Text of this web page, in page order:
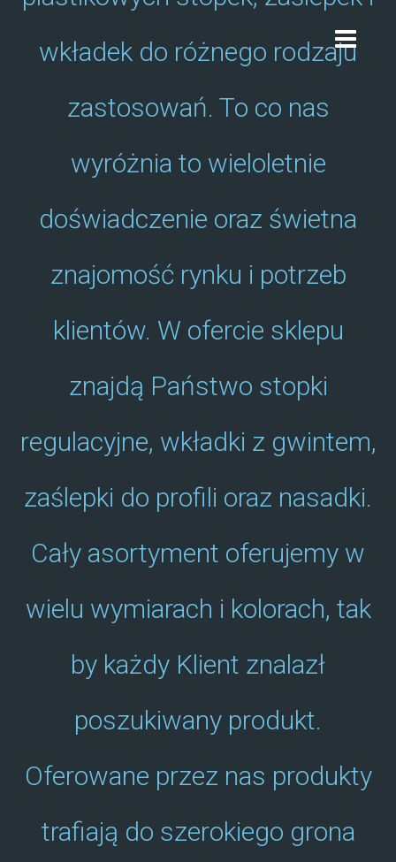
TOGGLE
wkładek do różnego rodzaju
zastosowań. To co nas
wyróżnia to wieloletnie
doświadczenie oraz świetna
znajomość rynku i potrzeb
klientów. W ofercie sklepu
znajdą Państwo stopki
regulacyjne, wkładki z gwintem,
zaślepki do profili oraz nasadki.
Cały asortyment oferujemy w
wielu wymiarach i kolorach, tak
by każdy Klient znalazł
poszukiwany produkt.
Oferowane przez nas produkty
trafiają do szerokiego grona